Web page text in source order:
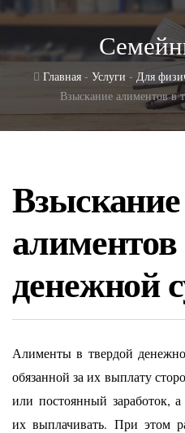
Главная - Услуги - Для
Взыскание алиментов в
Взыскание
алиментов
денежной
Алименты в твердой
обязанной за их выплату
или постоянный заработок,
их выплачивать. При этом